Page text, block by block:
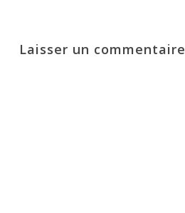
Laisser un commentaire